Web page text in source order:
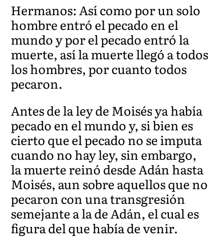
Hermanos: Así como por un solo
hombre entró el pecado en el
mundo y por el pecado entró la
muerte, así la muerte llegó a todos
los hombres, por cuanto todos
pecaron.
Antes de la ley de Moisés ya había
pecado en el mundo y, si bien es
cierto que el pecado no se imputa
cuando no hay ley, sin embargo,
la muerte reinó desde Adán hasta
Moisés, aun sobre aquellos que no
pecaron con una transgresión
semejante a la de Adán, el cual es
figura del que había de venir.